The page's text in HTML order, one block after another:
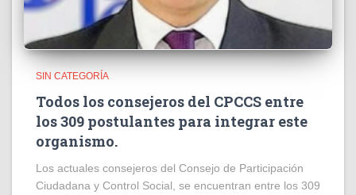
SIN CATEGORÍA
Todos los consejeros del CPCCS entre
los 309 postulantes para integrar este
organismo.
Los actuales consejeros del Consejo de Participación
Ciudadana y Control Social, se encuentran entre los 309